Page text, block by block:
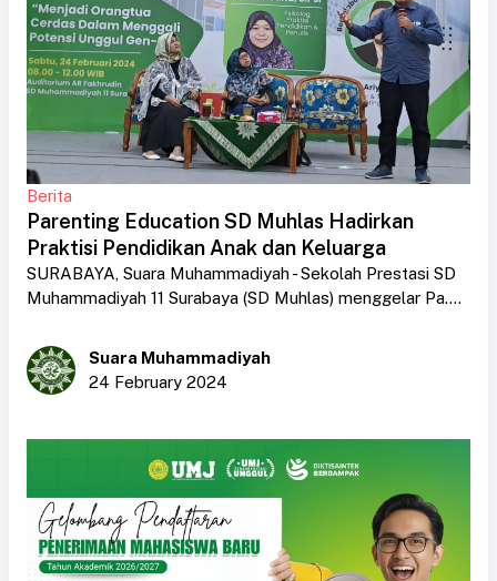
Berita
Parenting Education SD Muhlas Hadirkan
Praktisi Pendidikan Anak dan Keluarga
SURABAYA, Suara Muhammadiyah - Sekolah Prestasi SD
Muhammadiyah 11 Surabaya (SD Muhlas) menggelar Pa....
Suara Muhammadiyah
24 February 2024